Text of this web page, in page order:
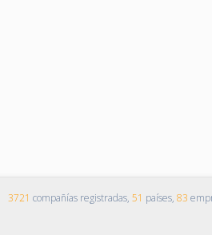
3721 compañías registradas, 51 países, 83